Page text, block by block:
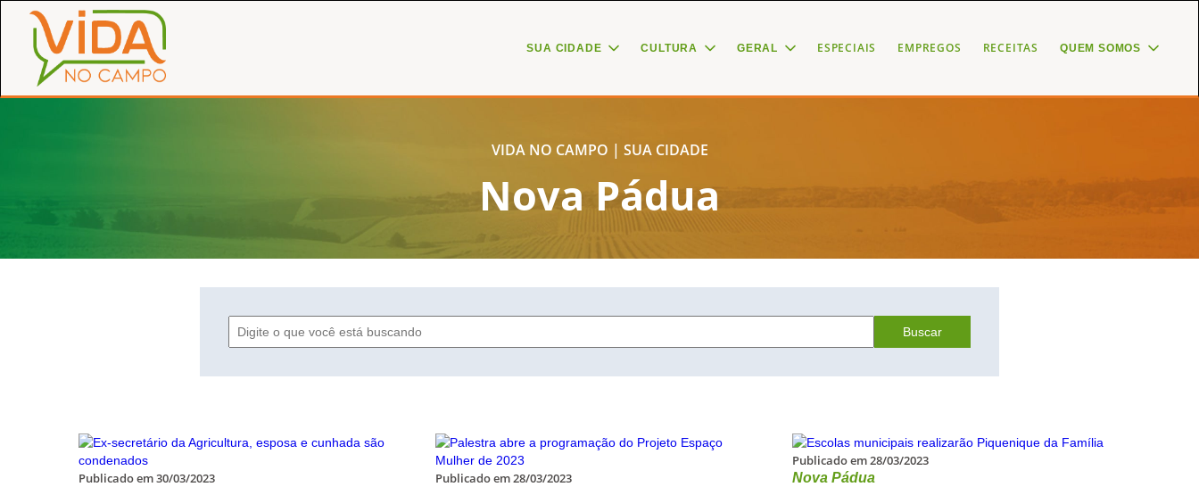
SUA CIDADE CULTURA GERAL ESPECIAIS EMPREGOS RECEITAS QUEM SOMOS
VIDA NO CAMPO | SUA CIDADE
Nova Pádua
Buscar
Publicado em 30/03/2023 Publicado em 28/03/2023
Publicado em 28/03/2023
Nova Pádua